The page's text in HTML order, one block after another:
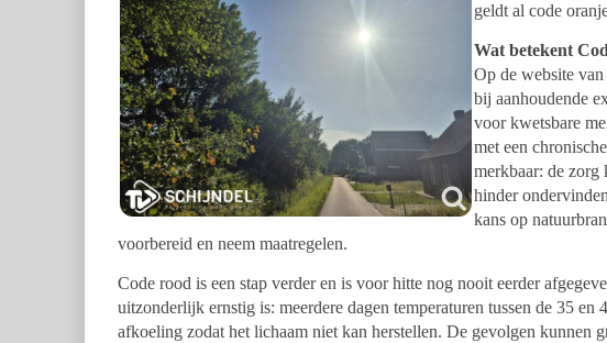
geldt al code
Wat betekent
Op de website
bij aanhoudende
voor kwetsbare
met een
merkbaar: de zorg
hinder
kans op
voorbereid en neem maatregelen.
Code rood is een stap verder en is voor hitte nog nooit eerder
uitzonderlijk ernstig is: meerdere dagen temperaturen tussen de 35
afkoeling zodat het lichaam niet kan herstellen. De gevolgen kunnen